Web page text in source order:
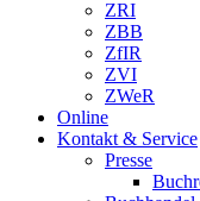
ZRI
ZBB
ZfIR
ZVI
ZWeR
Online
Kontakt & Service
Presse